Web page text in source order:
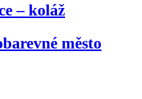
– koláž
město